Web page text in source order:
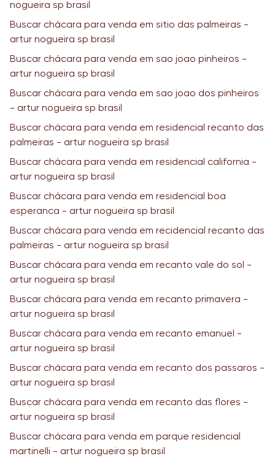
nogueira sp brasil
Buscar chácara para venda em sitio das palmeiras -
artur nogueira sp brasil
Buscar chácara para venda em sao joao pinheiros -
artur nogueira sp brasil
Buscar chácara para venda em sao joao dos pinheiros
- artur nogueira sp brasil
Buscar chácara para venda em residencial recanto das
palmeiras - artur nogueira sp brasil
Buscar chácara para venda em residencial california -
artur nogueira sp brasil
Buscar chácara para venda em residencial boa
esperanca - artur nogueira sp brasil
Buscar chácara para venda em recidencial recanto das
palmeiras - artur nogueira sp brasil
Buscar chácara para venda em recanto vale do sol -
artur nogueira sp brasil
Buscar chácara para venda em recanto primavera -
artur nogueira sp brasil
Buscar chácara para venda em recanto emanuel -
artur nogueira sp brasil
Buscar chácara para venda em recanto dos passaros -
artur nogueira sp brasil
Buscar chácara para venda em recanto das flores -
artur nogueira sp brasil
Buscar chácara para venda em parque residencial
martinelli - artur nogueira sp brasil